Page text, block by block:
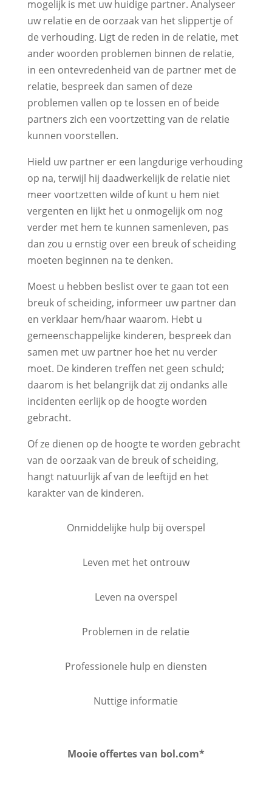
mogelijk is met uw huidige partner. Analyseer
uw relatie en de oorzaak van het slippertje of
de verhouding. Ligt de reden in de relatie, met
ander woorden problemen binnen de relatie,
in een ontevredenheid van de partner met de
relatie, bespreek dan samen of deze
problemen vallen op te lossen en of beide
partners zich een voortzetting van de relatie
kunnen voorstellen.
Hield uw partner er een langdurige verhouding
op na, terwijl hij daadwerkelijk de relatie niet
meer voortzetten wilde of kunt u hem niet
vergenten en lijkt het u onmogelijk om nog
verder met hem te kunnen samenleven, pas
dan zou u ernstig over een breuk of scheiding
moeten beginnen na te denken.
Moest u hebben beslist over te gaan tot een
breuk of scheiding, informeer uw partner dan
en verklaar hem/haar waarom. Hebt u
gemeenschappelijke kinderen, bespreek dan
samen met uw partner hoe het nu verder
moet. De kinderen treffen net geen schuld;
daarom is het belangrijk dat zij ondanks alle
incidenten eerlijk op de hoogte worden
gebracht.
Of ze dienen op de hoogte te worden gebracht
van de oorzaak van de breuk of scheiding,
hangt natuurlijk af van de leeftijd en het
karakter van de kinderen.
Onmiddelijke hulp bij overspel
Leven met het ontrouw
Leven na overspel
Problemen in de relatie
Professionele hulp en diensten
Nuttige informatie
Mooie offertes van bol.com*